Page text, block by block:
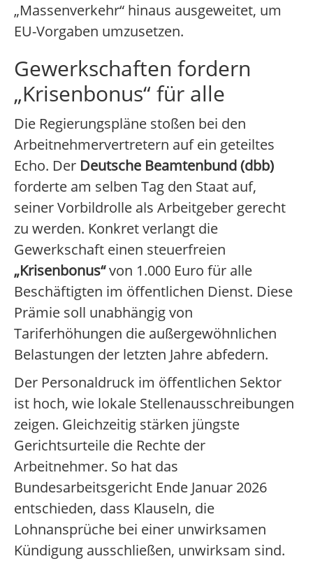
„Massenverkehr“ hinaus ausgeweitet, um
EU-Vorgaben umzusetzen.
Gewerkschaften fordern
„Krisenbonus“ für alle
Die Regierungspläne stoßen bei den
Arbeitnehmervertretern auf ein geteiltes
Echo. Der Deutsche Beamtenbund (dbb)
forderte am selben Tag den Staat auf,
seiner Vorbildrolle als Arbeitgeber gerecht
zu werden. Konkret verlangt die
Gewerkschaft einen steuerfreien
„Krisenbonus“von 1.000 Euro für alle
Beschäftigten im öffentlichen Dienst. Diese
Prämie soll unabhängig von
Tariferhöhungen die außergewöhnlichen
Belastungen der letzten Jahre abfedern.
Der Personaldruck im öffentlichen Sektor
ist hoch, wie lokale Stellenausschreibungen
zeigen. Gleichzeitig stärken jüngste
Gerichtsurteile die Rechte der
Arbeitnehmer. So hat das
Bundesarbeitsgericht Ende Januar 2026
entschieden, dass Klauseln, die
Lohnansprüche bei einer unwirksamen
Kündigung ausschließen, unwirksam sind.